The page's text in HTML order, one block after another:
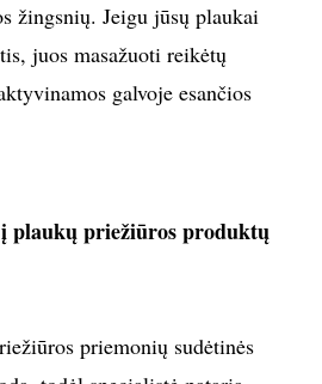
žingsnių. Jeigu jūsų plaukai
juos masažuoti reikėtų
galvoje esančios
plaukų priežiūros produktų
priemonių sudėtinės